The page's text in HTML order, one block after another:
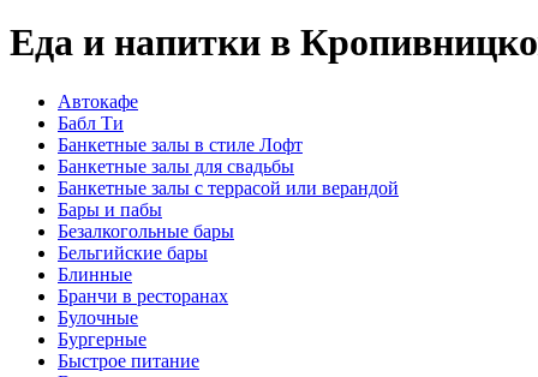
Еда и напитки в
Автокафе
Бабл Ти
Банкетные залы в стиле Лофт
Банкетные залы для свадьбы
Банкетные залы с террасой или верандой
Бары и пабы
Безалкогольные бары
Бельгийские бары
Блинные
Бранчи в ресторанах
Булочные
Бургерные
Быстрое питание